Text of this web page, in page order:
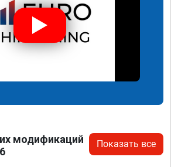
модификаций
Показать все